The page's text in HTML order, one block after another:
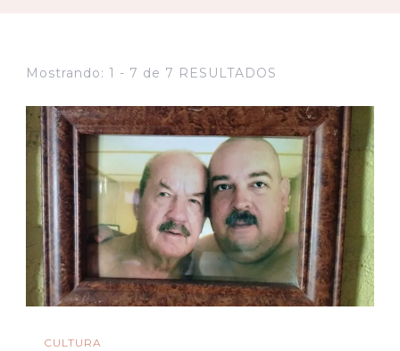
Mostrando: 1 - 7 de 7 RESULTADOS
CULTURA